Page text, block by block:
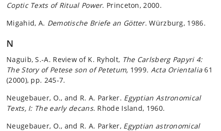
Coptic Texts of Ritual Power. Princeton, 2000.
Migahid, A. Demotische Briefe an Götter. Würzburg, 1986.
N
Naguib, S.-A. Review of K. Ryholt, The Carlsberg Papyri 4:
The Story of Petese son of Petetum, 1999. Acta Orientalia 61
(2000), pp. 245-7.
Neugebauer, O., and R. A. Parker. Egyptian Astronomical
Texts, I: The early decans. Rhode Island, 1960.
Neugebauer, O., and R. A. Parker, Egyptian astronomical